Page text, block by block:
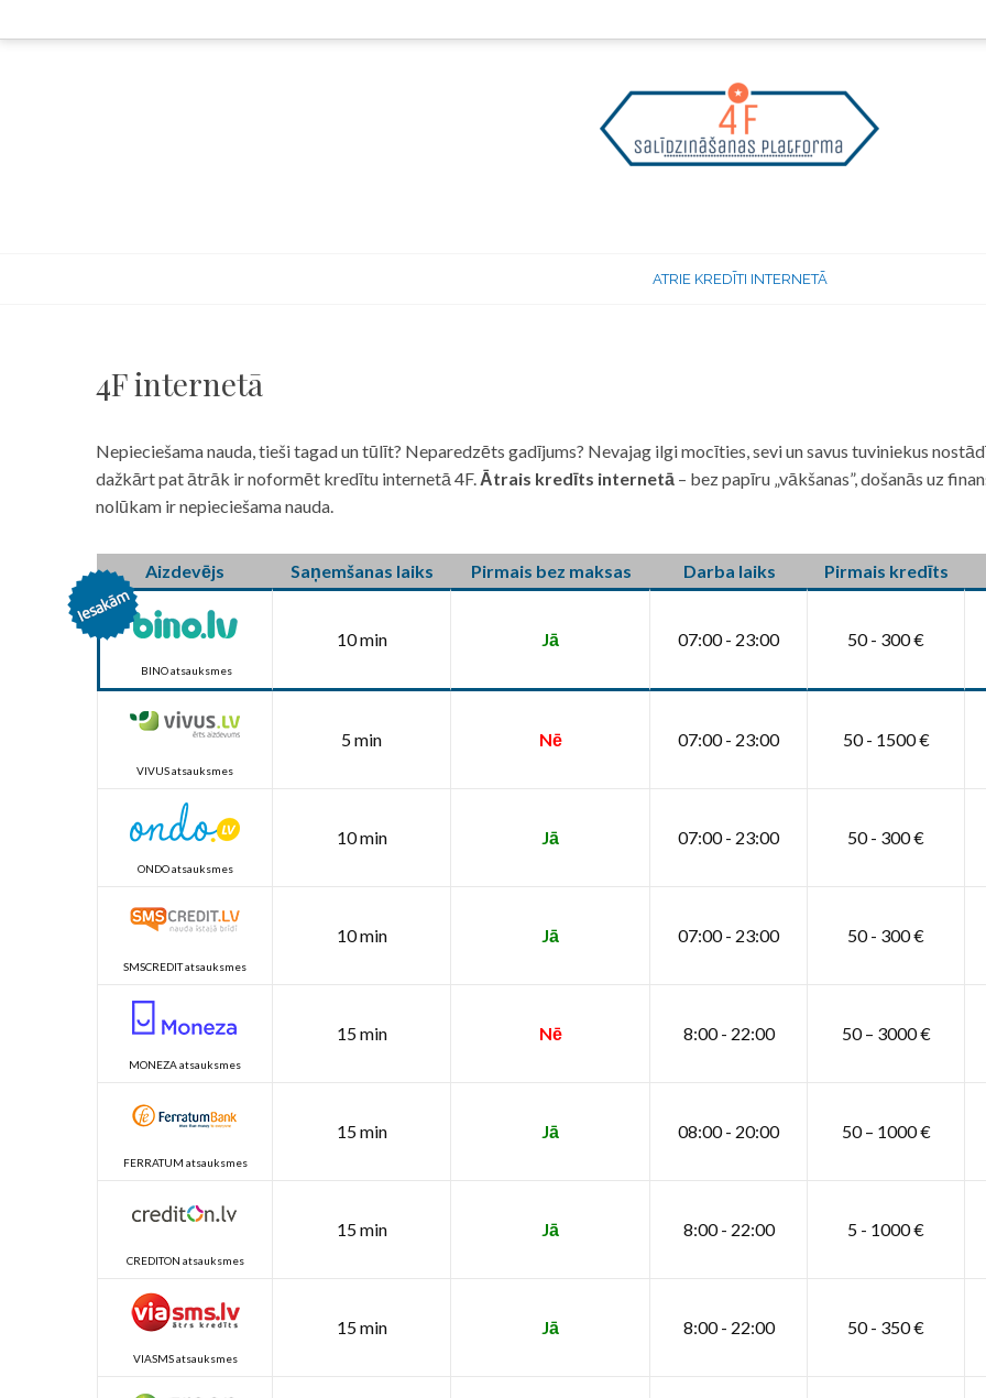
to
ATRIE KREDĪTI INTERNETĀ
4F internetā
Nepieciešama nauda, tieši tagad un tūlīt? Neparedzēts gadījums? Nevajag ilgi mocīties, sevi un savus tuviniekus
dažkārt pat ātrāk ir noformēt kredītu internetā 4F. Ātrais kredīts internetā – bez papīru „vākšanas”, došanās uz
nolūkam ir nepieciešama nauda.
Aizdevējs Saņemšanas laiks Pirmais bez maksas Darba laiks Pirmais kredīts
BINO atsauksmes
10 min Jā 07:00 - 23:00 50 - 300 €
VIVUS atsauksmes
5 min Nē 07:00 - 23:00 50 - 1500 €
ONDO atsauksmes
10 min Jā 07:00 - 23:00 50 - 300 €
SMSCREDIT atsauksmes
10 min Jā 07:00 - 23:00 50 - 300 €
MONEZA atsauksmes
15 min Nē 8:00 - 22:00 50 – 3000 €
FERRATUM atsauksmes
15 min Jā 08:00 - 20:00 50 – 1000 €
CREDITON atsauksmes
15 min Jā 8:00 - 22:00 5 - 1000 €
VIASMS atsauksmes
15 min Jā 8:00 - 22:00 50 - 350 €